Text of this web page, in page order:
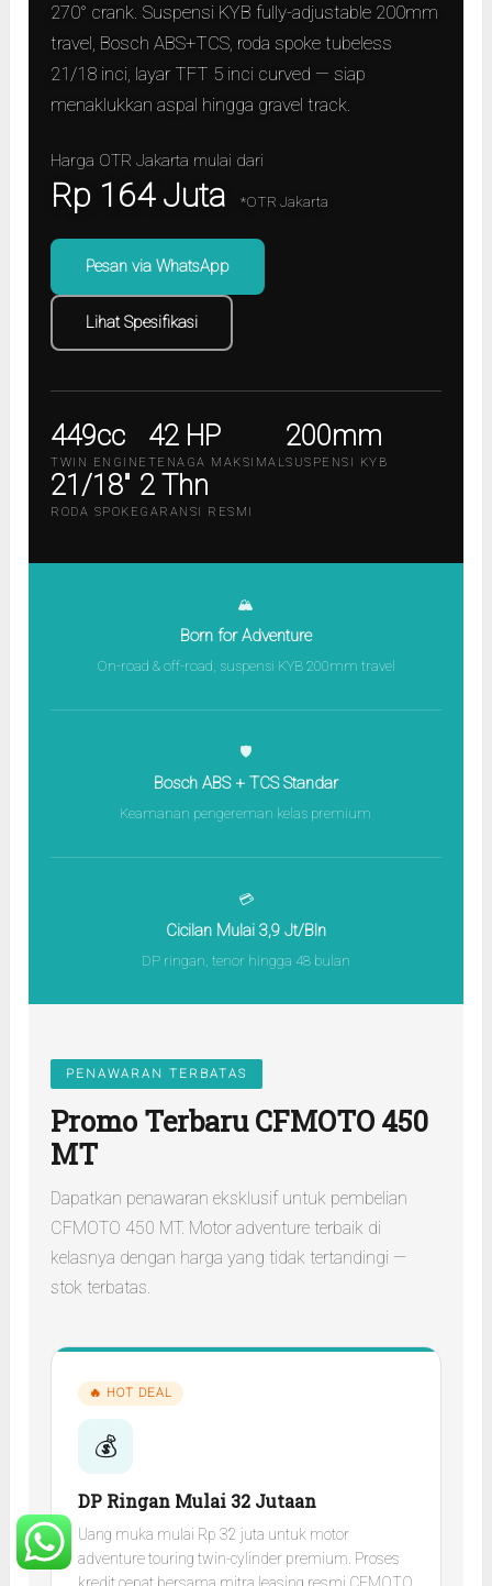
270° crank. Suspensi KYB fully-adjustable 200mm
travel, Bosch ABS+TCS, roda spoke tubeless
21/18 inci, layar TFT 5 inci curved — siap
menaklukkan aspal hingga gravel track.
Harga OTR Jakarta mulai dari
Rp 164 Juta *OTR Jakarta
Pesan via WhatsApp
Lihat Spesifikasi
449cc
TWIN ENGINE
42 HP
TENAGA MAKSIMAL
200mm
SUSPENSI KYB
21/18″
RODA SPOKE
2 Thn
GARANSI RESMI
🏔️
Born for Adventure
On-road & off-road, suspensi KYB 200mm travel
🛡️
Bosch ABS + TCS Standar
Keamanan pengereman kelas premium
💳
Cicilan Mulai 3,9 Jt/Bln
DP ringan, tenor hingga 48 bulan
PENAWARAN TERBATAS
Promo Terbaru CFMOTO 450
MT
Dapatkan penawaran eksklusif untuk pembelian
CFMOTO 450 MT. Motor adventure terbaik di
kelasnya dengan harga yang tidak tertandingi —
stok terbatas.
🔥 HOT DEAL
💰
DP Ringan Mulai 32 Jutaan
Uang muka mulai Rp 32 juta untuk motor
adventure touring twin-cylinder premium. Proses